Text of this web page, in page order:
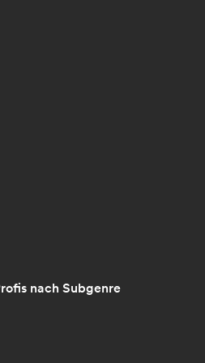
nach Subgenre